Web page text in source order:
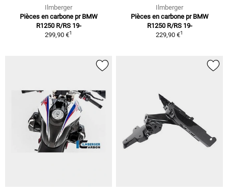
Ilmberger
Pièces en carbone pr BMW
R1250 R/RS 19-
299,90 €1
Ilmberger
Pièces en carbone pr BMW
R1250 R/RS 19-
229,90 €1